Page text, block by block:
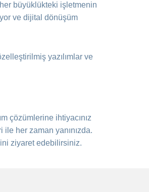
büyüklükteki işletmenin
ve dijital dönüşüm
yazılımlar ve
çözümlerine ihtiyacınız
ile her zaman yanınızda.
ziyaret edebilirsiniz.